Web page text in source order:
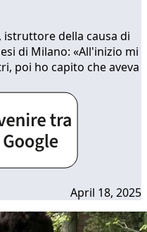
istruttore della causa di
di Milano: «All'inizio mi
poi ho capito che aveva
April 18, 2025